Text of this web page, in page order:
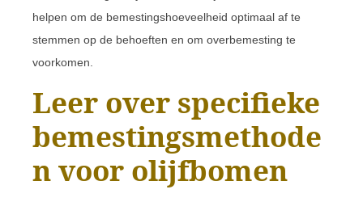
helpen om de bemestingshoeveelheid optimaal af te
stemmen op de behoeften en om overbemesting te
voorkomen.
Leer over specifieke
bemestingsmethode
n voor olijfbomen